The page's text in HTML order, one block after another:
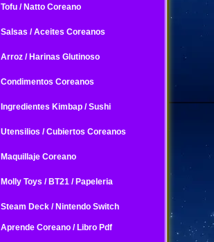
Tofu / Natto Coreano
Salsas / Aceites Coreanos
Arroz / Harinas Glutinoso
Condimentos Coreanos
Ingredientes Kimbap / Sushi
Utensilios / Cubiertos Coreanos
Maquillaje Coreano
Molly Toys / BT21 / Papeleria
Steam Deck / Nintendo Switch
Aprende Coreano / Libro Pdf